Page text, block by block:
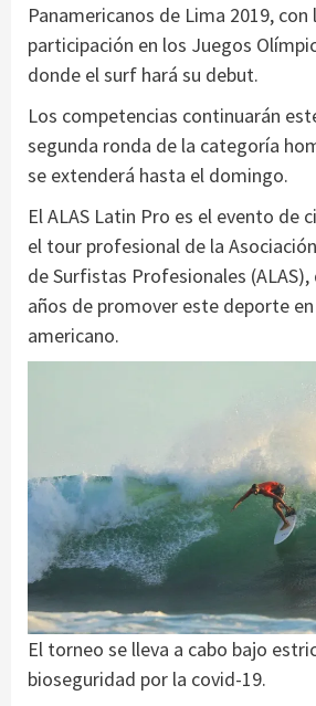
Panamericanos de Lima 2019,
participación en los Juegos
donde el surf hará su debut.
Los competencias continuarán
segunda ronda de la categoría
se extenderá hasta el domingo.
El ALAS Latin Pro es el evento de
el tour profesional de la
de Surfistas Profesionales (ALAS),
años de promover este deporte
americano.
El torneo se lleva a cabo bajo
bioseguridad por la covid-19.